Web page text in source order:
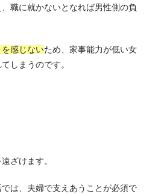
職に就かないとなれば男性側の負
感じないため、家事能力が低い女
しまうのです。
ざけます。
は、夫婦で支えあうことが必須で